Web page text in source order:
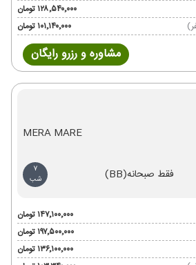
۱۲۸٬۵۴۰٬۰۰۰ تومان
۱۰۱٬۱۴۰٬۰۰۰ تومان
مشاوره و رزرو رایگان
MERA MARE
فقط صبحانه(BB)
7
شب
۱۴۷٬۱۰۰٬۰۰۰ تومان
۱۹۷٬۵۰۰٬۰۰۰ تومان
۱۳۶٬۱۰۰٬۰۰۰ تومان